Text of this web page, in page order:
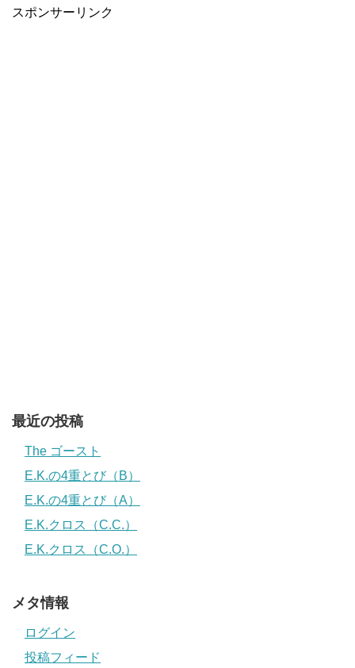
スポンサーリンク
最近の投稿
The ゴースト
E.K.の4重とび（B）
E.K.の4重とび（A）
E.K.クロス（C.C.）
E.K.クロス（C.O.）
メタ情報
ログイン
投稿フィード